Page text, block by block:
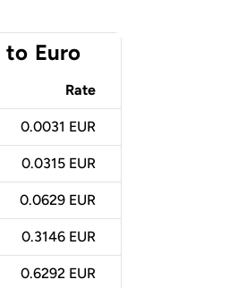
to Euro
Rate
0.0031 EUR
0.0315 EUR
0.0629 EUR
0.3146 EUR
0.6292 EUR